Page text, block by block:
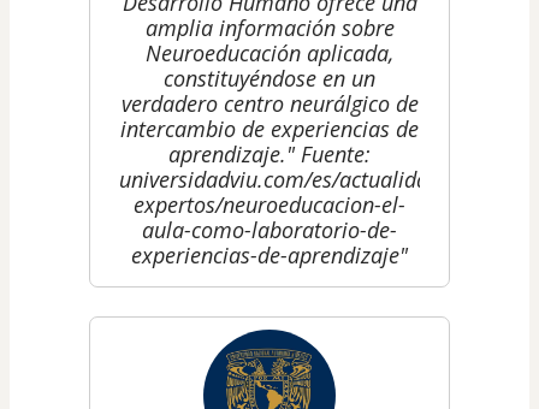
amplia información sobre
Neuroeducación aplicada,
constituyéndose en un
verdadero centro neurálgico de
intercambio de experiencias de
aprendizaje." Fuente:
universidadviu.com/es/actualidad/nuestros-
expertos/neuroeducacion-el-
aula-como-laboratorio-de-
experiencias-de-aprendizaje"